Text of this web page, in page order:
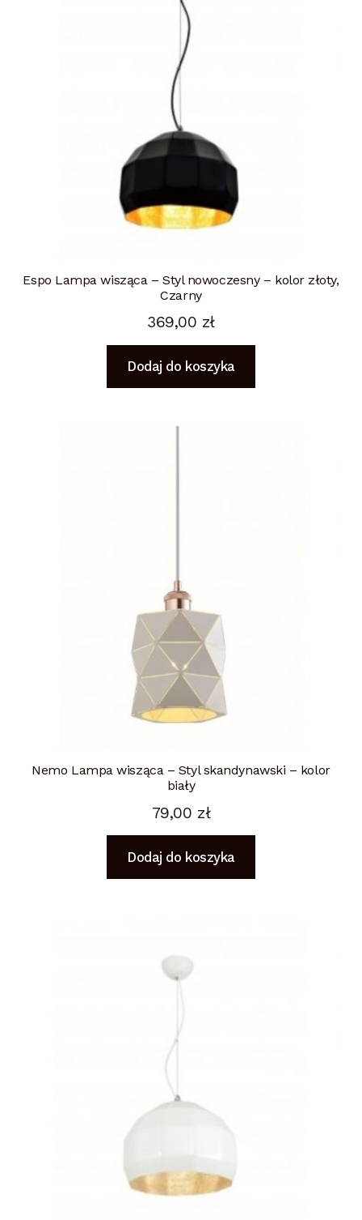
Espo Lampa wisząca – Styl nowoczesny – kolor złoty,
Czarny
369,00 zł
Dodaj do koszyka
Nemo Lampa wisząca – Styl skandynawski – kolor
biały
79,00 zł
Dodaj do koszyka